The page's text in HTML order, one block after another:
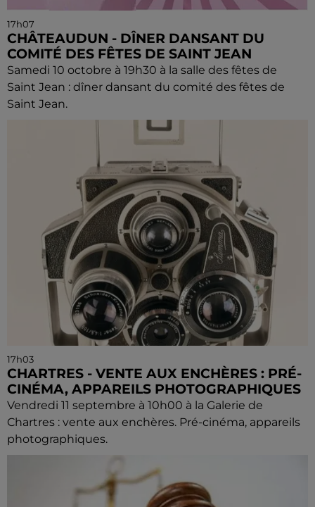
17h07
CHÂTEAUDUN - DÎNER DANSANT DU
COMITÉ DES FÊTES DE SAINT JEAN
Samedi 10 octobre à 19h30 à la salle des fêtes de
Saint Jean : dîner dansant du comité des fêtes de
Saint Jean.
17h03
CHARTRES - VENTE AUX ENCHÈRES : PRÉ-
CINÉMA, APPAREILS PHOTOGRAPHIQUES
Vendredi 11 septembre à 10h00 à la Galerie de
Chartres : vente aux enchères. Pré-cinéma, appareils
photographiques.